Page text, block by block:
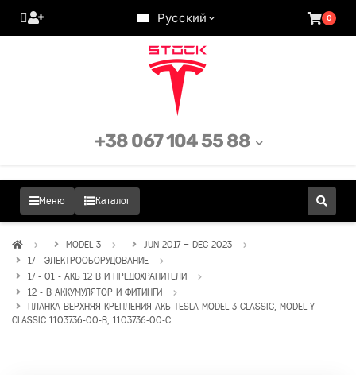
Русский 0
Меню Каталог
+38 067 104 55 88
MODEL 3
JUN 2017 – DEC 2023
17 - ЭЛЕКТРООБОРУДОВАНИЕ
17 - 01 - АКБ 12 В И ПРЕДОХРАНИТЕЛИ
12 - В АККУМУЛЯТОР И ФИТИНГИ
ПЛАНКА ВЕРХНЯЯ КРЕПЛЕНИЯ АКБ TESLA MODEL 3 CLASSIC, MODEL Y
CLASSIC 1103736-00-B, 1103736-00-C